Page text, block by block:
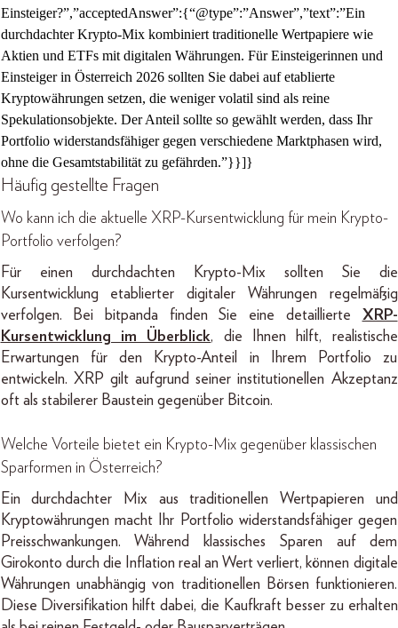
Einsteiger?”,”acceptedAnswer”:{“@type”:”Answer”,”text”:”Ein
durchdachter Krypto-Mix kombiniert traditionelle Wertpapiere wie
Aktien und ETFs mit digitalen Währungen. Für Einsteigerinnen und
Einsteiger in Österreich 2026 sollten Sie dabei auf etablierte
Kryptowährungen setzen, die weniger volatil sind als reine
Spekulationsobjekte. Der Anteil sollte so gewählt werden, dass Ihr
Portfolio widerstandsfähiger gegen verschiedene Marktphasen wird,
ohne die Gesamtstabilität zu gefährden.”}}]}
Häufig gestellte Fragen
Wo kann ich die aktuelle XRP-Kursentwicklung für mein Krypto-
Portfolio verfolgen?
Für einen durchdachten Krypto-Mix sollten Sie die
Kursentwicklung etablierter digitaler Währungen regelmäßig
verfolgen. Bei bitpanda finden Sie eine detaillierte XRP-
Kursentwicklung im Überblick, die Ihnen hilft, realistische
Erwartungen für den Krypto-Anteil in Ihrem Portfolio zu
entwickeln. XRP gilt aufgrund seiner institutionellen Akzeptanz
oft als stabilerer Baustein gegenüber Bitcoin.
Welche Vorteile bietet ein Krypto-Mix gegenüber klassischen
Sparformen in Österreich?
Ein durchdachter Mix aus traditionellen Wertpapieren und
Kryptowährungen macht Ihr Portfolio widerstandsfähiger gegen
Preisschwankungen. Während klassisches Sparen auf dem
Girokonto durch die Inflation real an Wert verliert, können digitale
Währungen unabhängig von traditionellen Börsen funktionieren.
Diese Diversifikation hilft dabei, die Kaufkraft besser zu erhalten